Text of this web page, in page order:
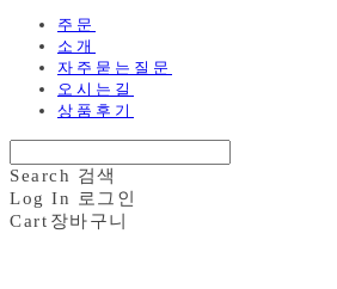
주문
소개
자주묻는질문
오시는길
상품후기
Search 검색
Log In 로그인
Cart 장바구니